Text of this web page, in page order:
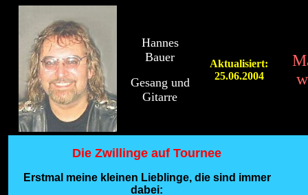
Hannes
Bauer
Gesang und
Gitarre
Aktualisiert:
25.06.2004
Die Zwillinge auf Tournee
Erstmal meine kleinen Lieblinge, die sind immer
dabei: